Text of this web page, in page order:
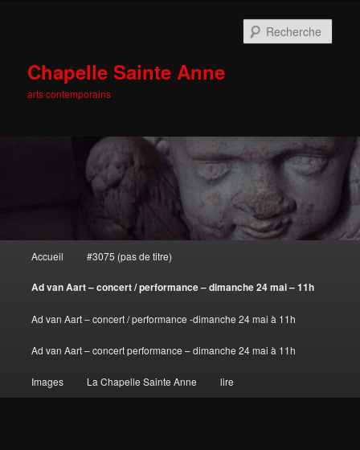
Chapelle Sainte Anne
arts contemporains
Aller au contenu principal
Aller au contenu secondaire
Accueil #3075 (pas de titre)
Ad van Aart – concert / performance – dimanche 24 mai – 11h
Ad van Aart – concert / performance -dimanche 24 mai à 11h
Ad van Aart – concert performance – dimanche 24 mai à 11h
Images La Chapelle Sainte Anne lire